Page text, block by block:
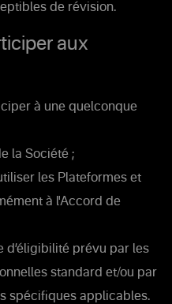
de révision.
aux
à une quelconque
la Société ;
les Plateformes et
à l'Accord de
d’éligibilité prévu par les
standard et/ou par
spécifiques applicables.